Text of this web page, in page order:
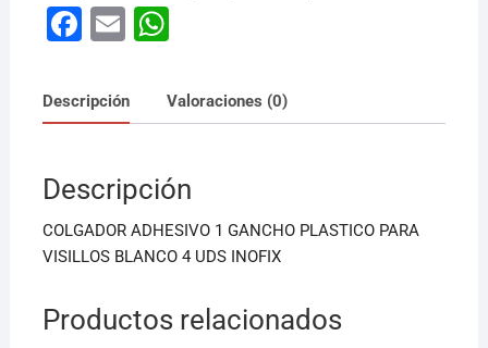
F
c
e
o
o
k
E
ai
l
W
at
s
p
p
Descripción Valoraciones (0)
Descripción
COLGADOR ADHESIVO 1 GANCHO PLASTICO PARA
VISILLOS BLANCO 4 UDS INOFIX
Productos relacionados